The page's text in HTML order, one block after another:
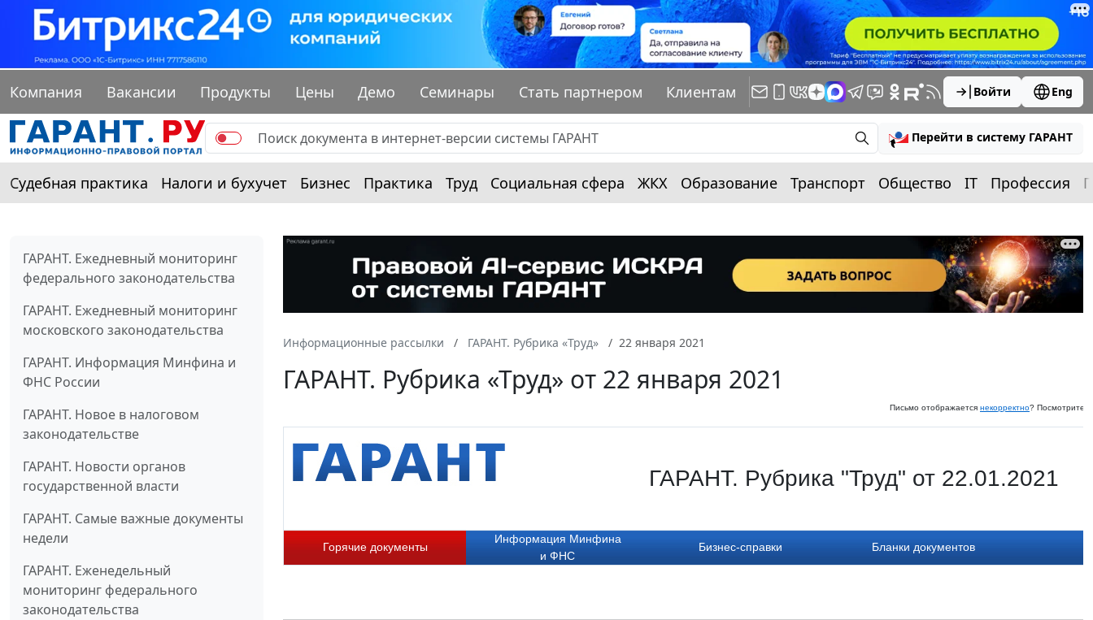
Компания Вакансии Продукты Цены Демо Семинары Стать партнером Клиентам Войти Eng
Перейти в систему ГАРАНТ
Судебная практика Налоги и бухучет Бизнес Практика Труд Социальная сфера ЖКХ Образование Транспорт Общество IT Профессия
ГАРАНТ. Ежедневный мониторинг
федерального законодательства
ГАРАНТ. Ежедневный мониторинг
московского законодательства
ГАРАНТ. Информация Минфина и
ФНС России
ГАРАНТ. Новое в налоговом
законодательстве
ГАРАНТ. Новости органов
государственной власти
ГАРАНТ. Самые важные документы
недели
ГАРАНТ. Еженедельный
мониторинг федерального
законодательства
Информационные рассылки ГАРАНТ. Рубрика «Труд» 22 января 2021
ГАРАНТ. Рубрика «Труд» от 22 января 2021
Письмо отображается некорректно? Посмотрите
ГАРАНТ. Рубрика "Труд" от 22.01.2021
Горячие документы
Информация Минфина
и ФНС
Бизнес-справки Бланки документов